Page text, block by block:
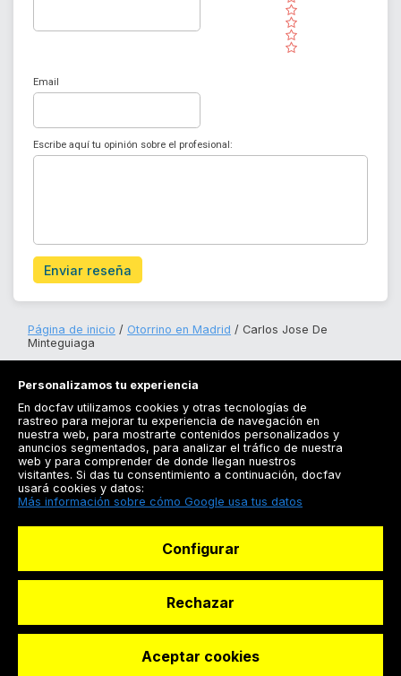
( )
( )
( )
( )
Email
Escribe aquí tu opinión sobre el profesional:
Enviar reseña
Página de inicio Otorrino en Madrid
Carlos Jose De
Minteguiaga
Registrarse
Docfav
© Dashboard Technologies S.L
Personalizamos tu experiencia
En docfav utilizamos cookies y otras tecnologías de
rastreo para mejorar tu experiencia de navegación en
nuestra web, para mostrarte contenidos personalizados y
anuncios segmentados, para analizar el tráfico de nuestra
web y para comprender de donde llegan nuestros
visitantes. Si das tu consentimiento a continuación, docfav
usará cookies y datos:
Más información sobre cómo Google usa tus datos
Configurar
Rechazar
Aceptar cookies